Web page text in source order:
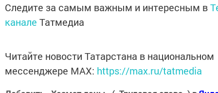
Следите за самым важным и интересным в
канале Татмедиа
Читайте новости Татарстана в национальном
мессенджере MАХ: https://max.ru/tatmedia